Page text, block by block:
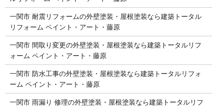
一関市 耐震リフォームの外壁塗装・屋根塗装なら建築トータル
リフォーム ペイント・アート・藤原
一関市 間取り変更の外壁塗装・屋根塗装なら建築トータルリフ
ォーム ペイント・アート・藤原
一関市 防水工事の外壁塗装・屋根塗装なら建築トータルリフォ
ーム ペイント・アート・藤原
一関市 雨漏り 修理の外壁塗装・屋根塗装なら建築トータルリフ